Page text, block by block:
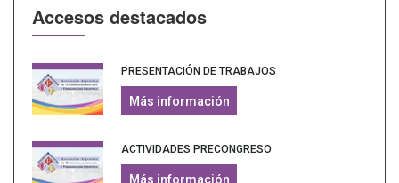
Accesos destacados
PRESENTACIÓN DE TRABAJOS
Más información
ACTIVIDADES PRECONGRESO
Más información